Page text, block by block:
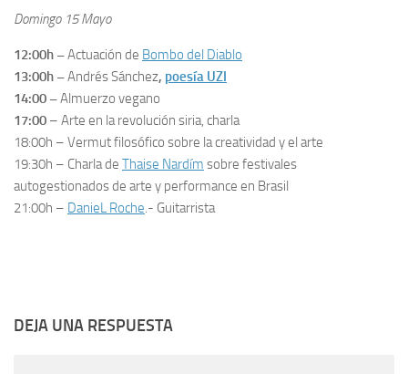
Domingo 15 Mayo
12:00h –Actuación de Bombo del Diablo
13:00h –Andrés Sánchez, poesía UZI
14:00 –Almuerzo vegano
17:00 – Arte en la revolución siria, charla
18:00h – Vermut filosófico sobre la creatividad y el arte
19:30h – Charla de Thaise Nardím sobre festivales
autogestionados de arte y performance en Brasil
21:00h – DanieL Roche.- Guitarrista
DEJA UNA RESPUESTA